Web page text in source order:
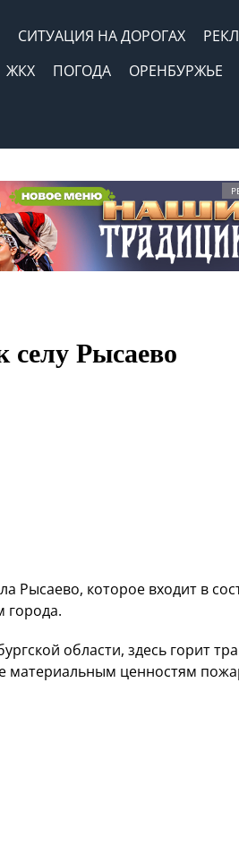
СИТУАЦИЯ НА ДОРОГАХ
ЖКХ ПОГОДА ОРЕНБУРЖЬЕ
Рысаево
Рысаево, которое входит в
города.
области, здесь горит
материальным ценностям